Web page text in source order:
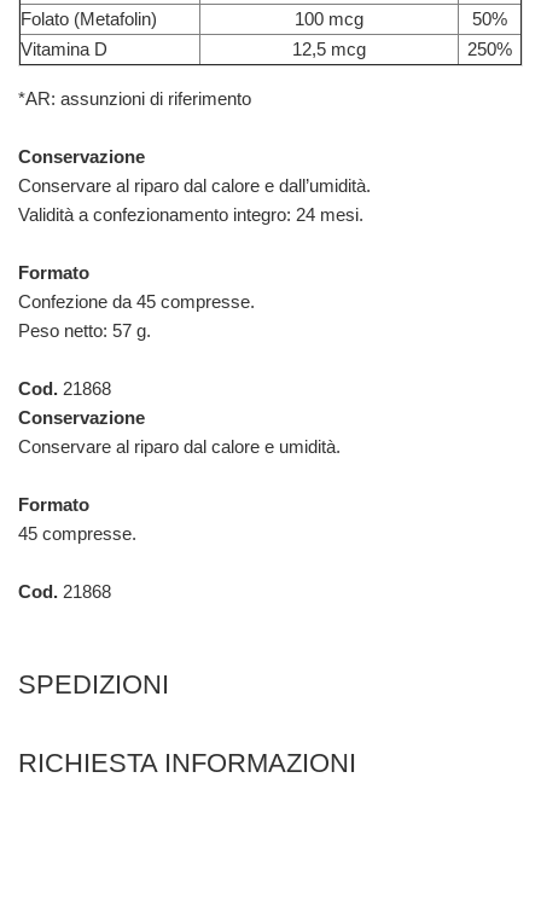
Folato (Metafolin) 100 mcg
50%
Vitamina D
12,5 mcg 250%
*AR: assunzioni di riferimento
Conservazione
Conservare al riparo dal calore e dall’umidità.
Validità a confezionamento integro: 24 mesi.
Formato
Confezione da 45 compresse.
Peso netto: 57 g.
Cod. 21868
Conservazione
Conservare al riparo dal calore e umidità.
Formato
45 compresse.
Cod. 21868
SPEDIZIONI
RICHIESTA INFORMAZIONI